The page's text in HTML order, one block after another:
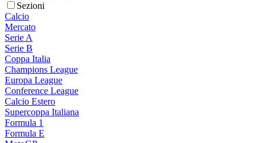
Sezioni
Calcio
Mercato
Serie A
Serie B
Coppa Italia
Champions League
Europa League
Conference League
Calcio Estero
Supercoppa Italiana
Formula 1
Formula E